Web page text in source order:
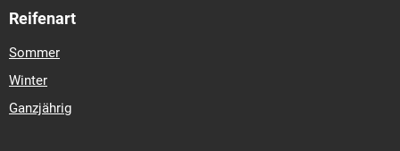
Reifenart
Sommer
Winter
Ganzjährig